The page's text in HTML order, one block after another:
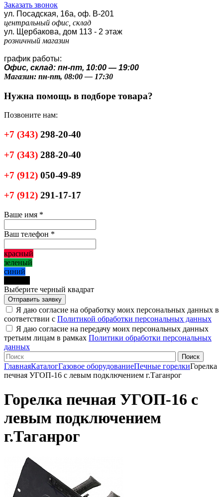
Заказать звонок
ул. Посадская, 16а, оф. В-201
центральный офис, склад
ул. Щербакова, дом 113 - 2 этаж
розничный магазин
график работы:
Офис, склад: пн-пт, 10:00 — 19:00
Магазин: пн-пт, 08:00 — 17:30
Нужна помощь в подборе товара?
Позвоните нам:
+7 (343) 298-20-40
+7 (343) 288-20-40
+7 (912) 050-49-89
+7 (912) 291-17-17
Ваше имя *
Ваш телефон *
красный
зеленый
синий
Выберите черный квадрат
Я даю согласие на обработку моих персональных данных в
соответствии с Политикой обработки персональных данных
Я даю согласие на передачу моих персональных данных
третьим лицам в рамках Политики обработки персональных
данных
ГлавнаяКаталогГазовое оборудованиеПечные горелкиГорелка
печная УГОП-16 с левым подключением г.Таганрог
Горелка печная УГОП-16 с
левым подключением
г.Таганрог